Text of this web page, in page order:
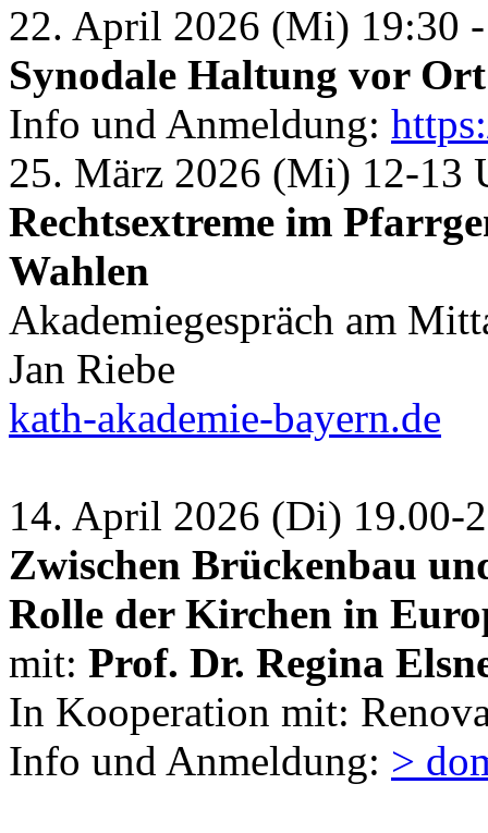
22. April 2026 (Mi) 19:30
Synodale Haltung vor Ort
Info und Anmeldung:
25. März 2026 (Mi) 12-13
Rechtsextreme im
Wahlen
Akademiegespräch am
Jan Riebe
kath-akademie-bayern.de
14. April 2026 (Di) 19.00-
Zwischen Brückenbau
Rolle der Kirchen in
mit: Prof. Dr. Regina
In Kooperation mit:
Info und Anmeldung: >